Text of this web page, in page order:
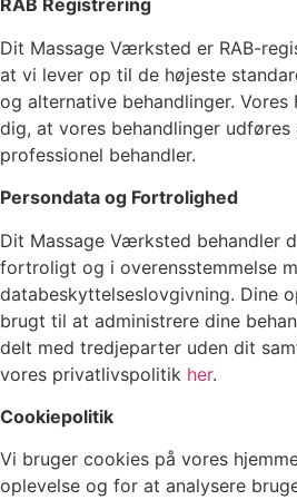
RAB Registrering
Dit Massage Værksted er RAB-
at vi lever op til de højeste
og alternative behandlinger. Vores
dig, at vores behandlinger
professionel behandler.
Persondata og Fortrolighed
Dit Massage Værksted behandler
fortroligt og i overensstemmelse
databeskyttelseslovgivning. Dine
brugt til at administrere dine
delt med tredjeparter uden dit
vores privatlivspolitik her.
Cookiepolitik
Vi bruger cookies på vores
oplevelse og for at analysere